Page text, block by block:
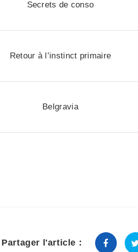
Secrets de conso
Retour à l’instinct primaire
Belgravia
Partager l'article :